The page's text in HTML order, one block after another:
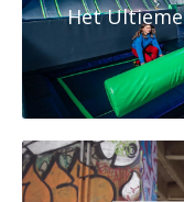
Het